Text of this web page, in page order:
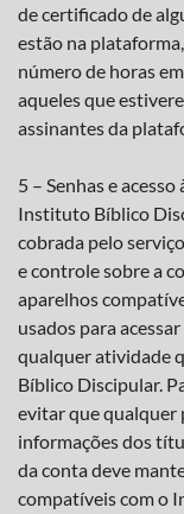
de certificado de
estão na
número de horas
aqueles que
assinantes da
5 – Senhas e
Instituto Bíblico
cobrada pelo
e controle sobre a
aparelhos
usados para
qualquer atividade
Bíblico Discipular.
evitar que qualquer
informações dos
da conta deve
compatíveis com o